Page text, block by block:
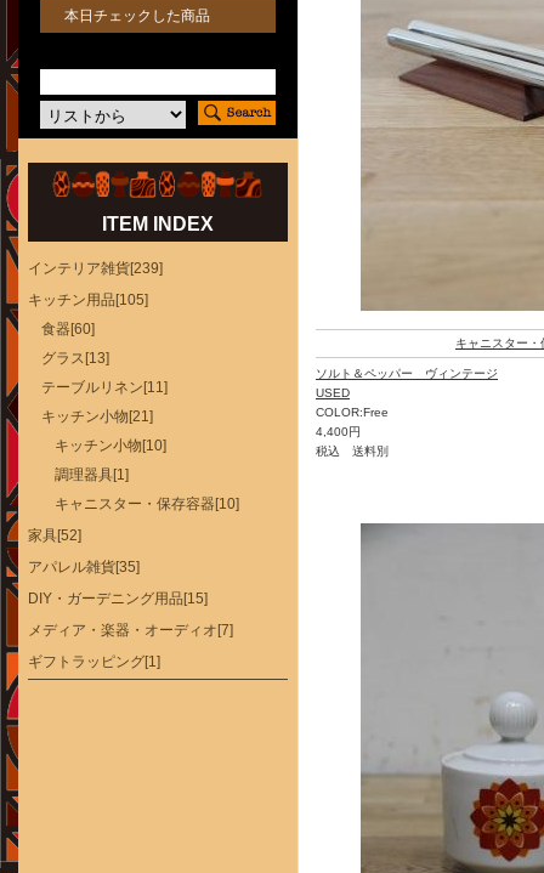
キャニスター・
ソルト＆ペッパー ヴィンテージ
USED
COLOR:Free
4,400円
税込 送料別
本日チェックした商品
ITEM INDEX
インテリア雑貨[239]
キッチン用品[105]
食器[60]
グラス[13]
テーブルリネン[11]
キッチン小物[21]
キッチン小物[10]
調理器具[1]
キャニスター・保存容器[10]
家具[52]
アパレル雑貨[35]
DIY・ガーデニング用品[15]
メディア・楽器・オーディオ[7]
ギフトラッピング[1]